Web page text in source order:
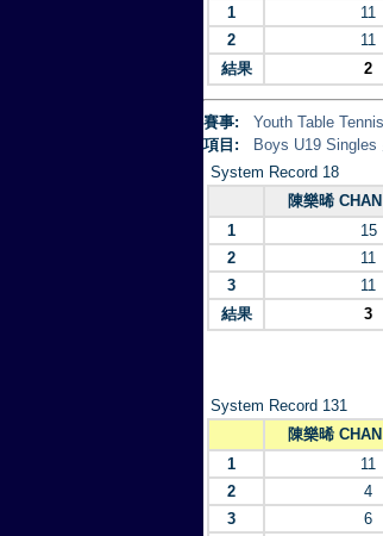
1
11
2
11
結果
2
賽事:
Youth Table
項目:
Boys U19 Singles
System Record 18
陳樂晞
1
15
2
11
3
11
結果
3
System Record 131
陳樂晞
1
11
2
4
3
6